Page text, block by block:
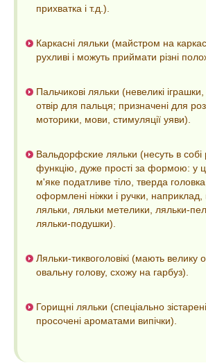
прихватка і т.д.).
Каркасні ляльки (майстром на
рухливі і можуть приймати різні
Пальчикові ляльки (невеликі
отвір для пальця; призначені для
моторики, мови, стимуляції уяви).
Вальдорфские ляльки (несуть в собі
функцію, дуже прості за формою: у
м'яке податливе тіло, тверда
оформлені ніжки і ручки, наприклад,
ляльки, ляльки метелики, ляльки-
ляльки-подушки).
Ляльки-тиквоголовікі (мають велику
овальну голову, схожу на гарбуз).
Горищні ляльки (спеціально
просочені ароматами випічки).